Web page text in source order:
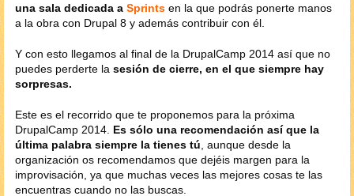
una sala dedicada a Sprints en la que podrás ponerte manos
a la obra con Drupal 8 y además contribuir con él.
Y con esto llegamos al final de la DrupalCamp 2014 así que no
puedes perderte la sesión de cierre, en el que siempre hay
sorpresas.
Este es el recorrido que te proponemos para la próxima
DrupalCamp 2014. Es sólo una recomendación así que la
última palabra siempre la tienes tú , aunque desde la
organización os recomendamos que dejéis margen para la
improvisación, ya que muchas veces las mejores cosas te las
encuentras cuando no las buscas.